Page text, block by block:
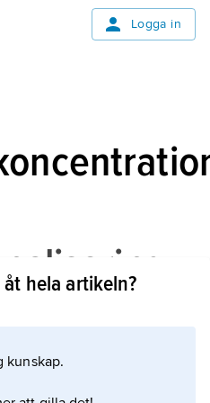
Logga in
den industriella
från mitten av
hela artikeln?
kunskap.